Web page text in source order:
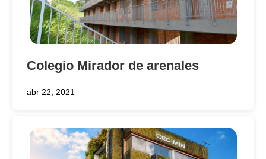
Colegio Mirador de arenales
abr 22, 2021